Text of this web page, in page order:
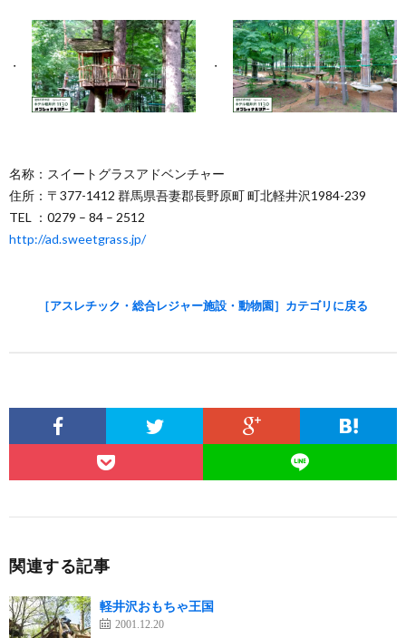
名称：スイートグラスアドベンチャー
住所：〒377-1412 群馬県吾妻郡長野原町 町北軽井沢1984-239
TEL ：0279 – 84 – 2512
http://ad.sweetgrass.jp/
［アスレチック・総合レジャー施設・動物園］カテゴリに戻る
関連する記事
軽井沢おもちゃ王国
2001.12.20